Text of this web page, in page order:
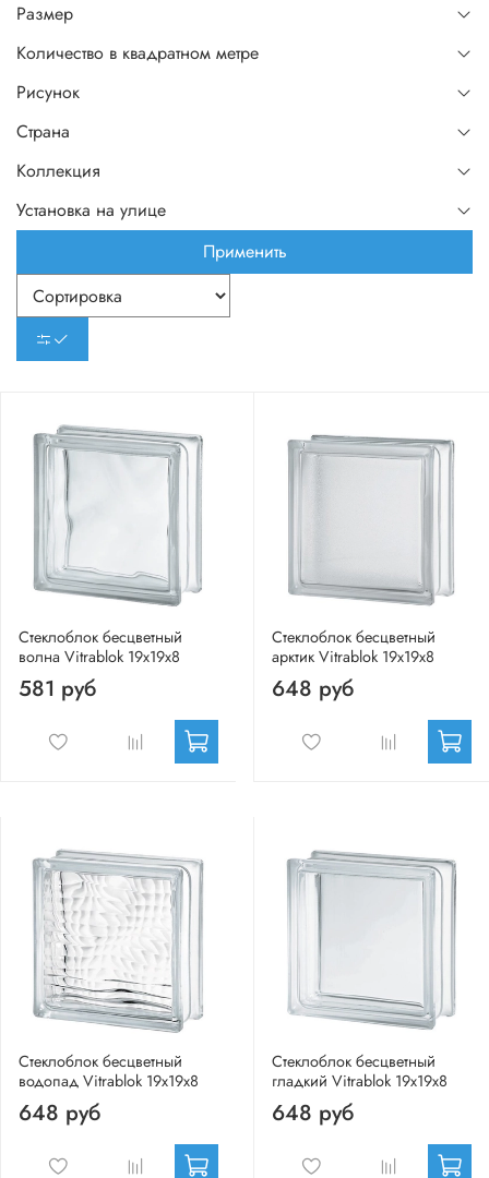
Стеклоблок бесцветный
волна Vitrablok 19х19х8
581 руб
Стеклоблок бесцветный
арктик Vitrablok 19х19х8
648 руб
Стеклоблок бесцветный
водопад Vitrablok 19х19х8
648 руб
Стеклоблок бесцветный
гладкий Vitrablok 19х19х8
648 руб
Размер
Количество в квадратном метре
Рисунок
Страна
Коллекция
Установка на улице
Применить